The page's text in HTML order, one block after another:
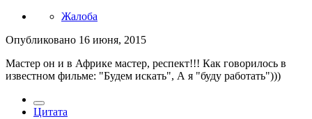
Жалоба
Опубликовано 16 июня, 2015
Мастер он и в Африке мастер, респект!!! Как говорилось в
известном фильме: "Будем искать", А я "буду работать")))
Цитата